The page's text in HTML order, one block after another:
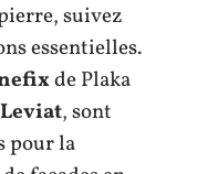
suivez
essentielles.
de Plaka
Leviat, sont
pour la